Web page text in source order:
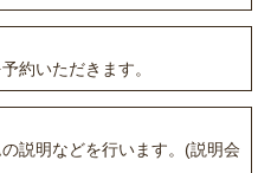
約いただきます。
説明などを行います。(説明会